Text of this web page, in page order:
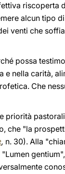
riscoperta
alcun tipo
venti che
possa
e nella carità,
Che
priorità
che "la
, n. 30). Alla